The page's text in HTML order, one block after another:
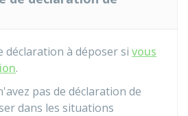
déclaration à déposer si vous
.
pas de déclaration de
dans les situations